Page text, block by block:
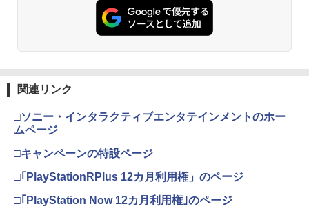
￥6,455
3
￥55,871
4
ニンテンドープリペイド番号 9000円|オ
ンラインコード版
プロダクトコード 封入
3
4
【純正品】DualSense ワイヤレスコン
ZCT2J01)
ンラインコード]
3
￥7,681
4
B-C ケーブル
￥2,618
窩座再来 通常版 [Blu-ray]
窩座再来 通常版 [DVD]
￥3,523
関連リンク
□ソニー・インタラクティブエンタテインメントのホー
ムページ
□キャンペーンの特設ページ
□｢PlayStationRPlus 12カ月利用権」のページ
□｢PlayStation Now 12カ月利用権｣のページ